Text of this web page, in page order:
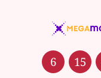
6 15